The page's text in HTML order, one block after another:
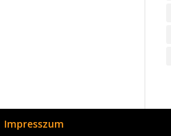
Impresszum